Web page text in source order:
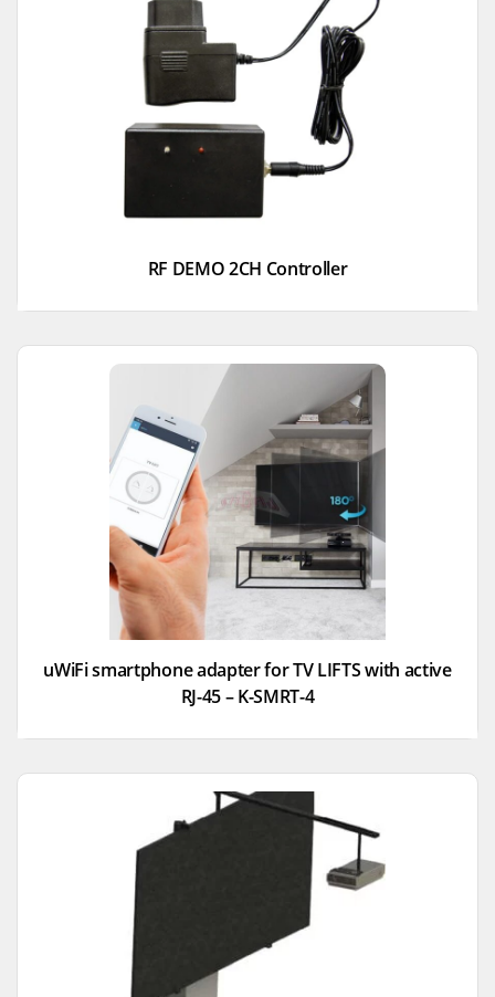
RF DEMO 2CH Controller
uWiFi smartphone adapter for TV LIFTS with active
RJ-45 – K-SMRT-4